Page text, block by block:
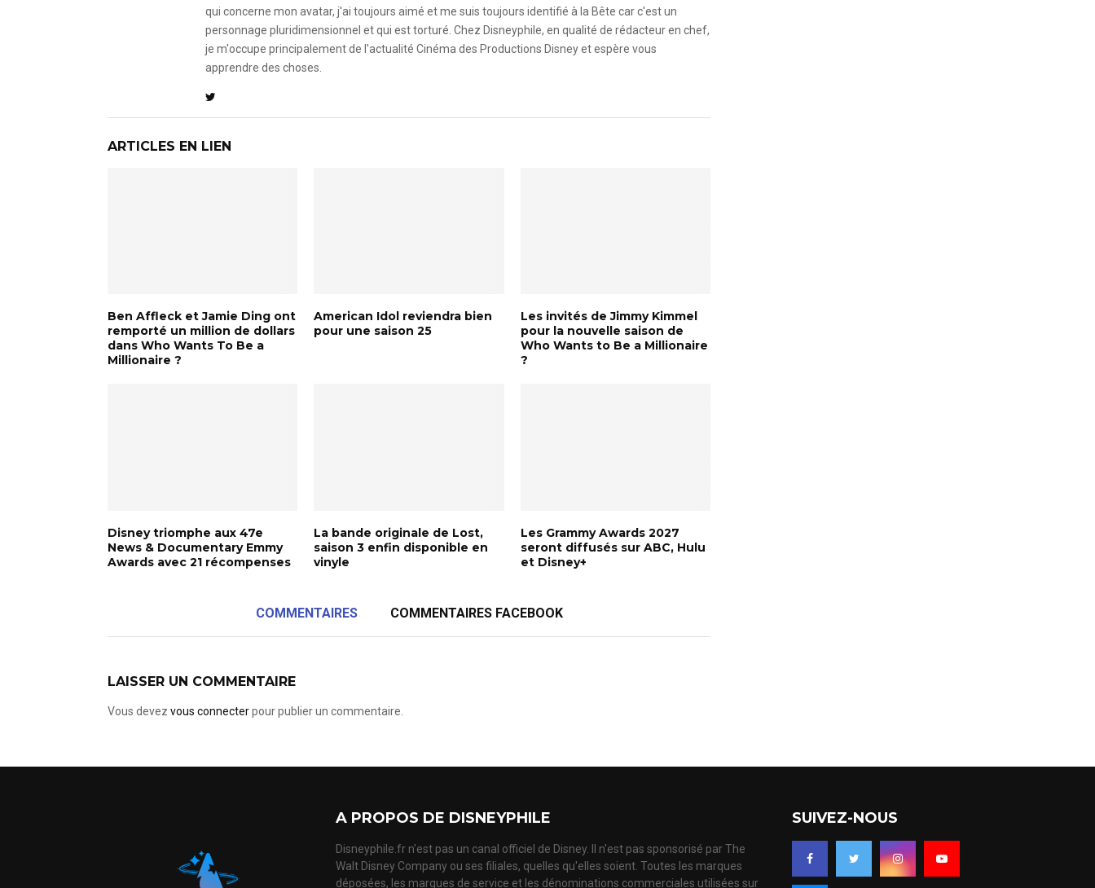
qui concerne mon avatar, j'ai toujours aimé et me suis toujours identifié à la Bête car c'est un
personnage pluridimensionnel et qui est torturé. Chez Disneyphile, en qualité de rédacteur en chef,
je m'occupe principalement de l'actualité Cinéma des Productions Disney et espère vous
apprendre des choses.
ARTICLES EN LIEN
Ben Affleck et Jamie Ding ont
remporté un million de dollars
dans Who Wants To Be a
Millionaire ?
American Idol reviendra bien
pour une saison 25
Les invités de Jimmy Kimmel
pour la nouvelle saison de
Who Wants to Be a Millionaire
?
Disney triomphe aux 47e
News & Documentary Emmy
Awards avec 21 récompenses
La bande originale de Lost,
saison 3 enfin disponible en
vinyle
Les Grammy Awards 2027
seront diffusés sur ABC, Hulu
et Disney+
COMMENTAIRES COMMENTAIRES FACEBOOK
LAISSER UN COMMENTAIRE
Vous devez vous connecterpour publier un commentaire.
A PROPOS DE DISNEYPHILE
Disneyphile.fr n'est pas un canal officiel de Disney. Il n'est pas sponsorisé par The
Walt Disney Company ou ses filiales, quelles qu'elles soient. Toutes les marques
déposées, les marques de service et les dénominations commerciales utilisées sur
SUIVEZ-NOUS